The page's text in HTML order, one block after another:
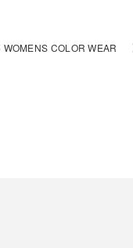
14/15 WOMENS COLOR WEAR